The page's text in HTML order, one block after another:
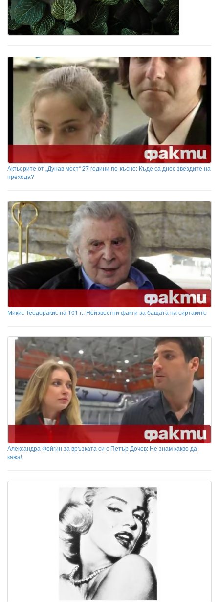
Актьорите от „Дунав мост“ 27 години по-късно: Къде са днес звездите на
прехода?
Микис Теодоракис на 101 г.: Неизвестни факти за бащата на сиртакито
Александра Фейгин за връзката си с Петър Дочев: Не знам какво да
кажа!